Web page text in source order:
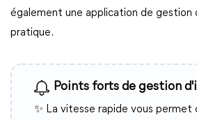
également une application de gestion
pratique.
Points forts de gestion
✨ La vitesse rapide vous permet